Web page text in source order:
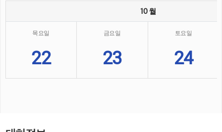
10 월
목요일
22
금요일
23
토요일
24